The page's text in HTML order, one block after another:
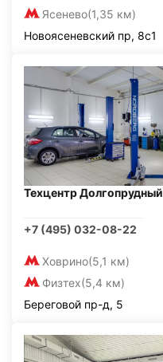
Ясенево(1,35 км)
Новоясеневский пр, 8с1
Техцентр Долгопрудный
+7 (495) 032-08-22
Ховрино(5,1 км)
Физтех(5,4 км)
Береговой пр-д, 5